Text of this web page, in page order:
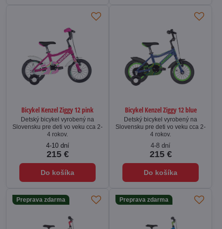
Bicykel Kenzel Ziggy 12 pink
Detský bicykel vyrobený na
Slovensku pre deti vo veku cca 2-
4 rokov.
4-10 dní
215 €
Do košíka
Bicykel Kenzel Ziggy 12 blue
Detský bicykel vyrobený na
Slovensku pre deti vo veku cca 2-
4 rokov.
4-8 dní
215 €
Do košíka
Preprava zdarma Preprava zdarma